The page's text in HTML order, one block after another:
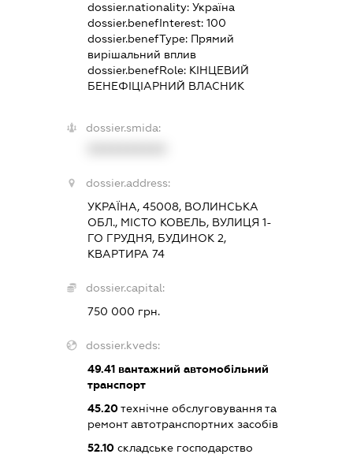
dossier.nationality:Україна
dossier.benefInterest:100
dossier.benefType: Прямий
вирішальний вплив
dossier.benefRole: КІНЦЕВИЙ
БЕНЕФІЦІАРНИЙ ВЛАСНИК
dossier.smida:
dossier.address:
УКРАЇНА, 45008, ВОЛИНСЬКА
ОБЛ., МІСТО КОВЕЛЬ, ВУЛИЦЯ 1-
ГО ГРУДНЯ, БУДИНОК 2,
КВАРТИРА 74
dossier.capital:
750 000 грн.
dossier.kveds:
49.41 вантажний автомобільний
транспорт
45.20технічне обслуговування та
ремонт автотранспортних засобів
52.10 складське господарство